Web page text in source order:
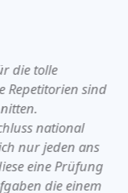
die tolle
Repetitorien sind
national
nur jeden ans
eine Prüfung
die einem